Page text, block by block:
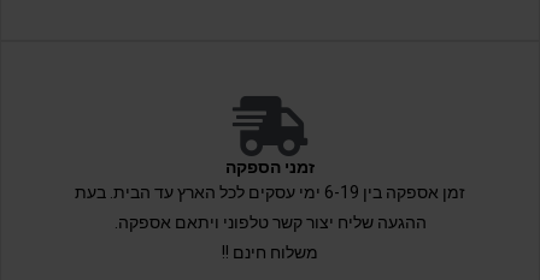
זמני הספקה
זמן אספקה בין 6-19 ימי עסקים לכל הארץ עד הבית. בעת
ההגעה שליח יצור קשר טלפוני ויתאם אספקה.
משלוח חינם !!